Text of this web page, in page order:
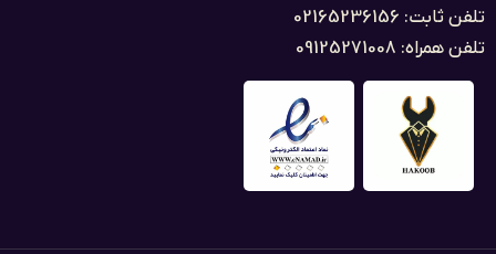
تلفن ثابت: 02165236156
تلفن همراه: 09125271008